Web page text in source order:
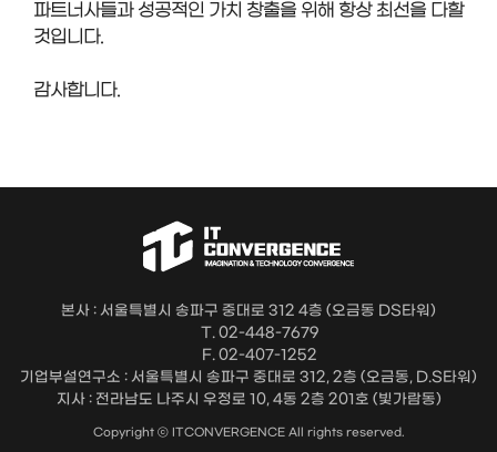
파트너사들과 성공적인 가치 창출을 위해 항상 최선을 다할
것입니다.
감사합니다.
본사 : 서울특별시 송파구 중대로 312 4층 (오금동 DS타워)
T. 02-448-7679
F. 02-407-1252
기업부설연구소 : 서울특별시 송파구 중대로 312, 2층 (오금동, D.S타워)
지사 : 전라남도 나주시 우정로 10, 4동 2층 201호 (빛가람동)
Copyright ⓒ ITCONVERGENCE All rights reserved.